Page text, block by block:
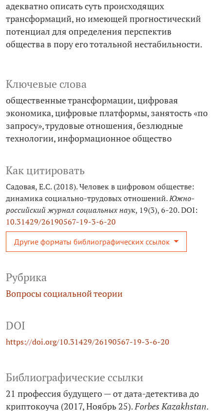
Рубрика
Вопросы социальной теории
DOI
https://doi.org/10.31429/26190567-19-3-6-20
Как цитировать
Садовая, Е.С. (2018). Человек в цифровом обществе:
динамика социально-трудовых отношений.Южно-
российский журнал социальных наук, 19(3), 6-20. DOI:
10.31429/26190567-19-3-6-20
Другие форматы библиографических ссылок
адекватно описать суть происходящих
трансформаций, но имеющей прогностический
потенциал для определения перспектив
общества в пору его тотальной нестабильности.
Ключевые слова
общественные трансформации цифровая
экономика цифровые платформы занятость «по
запросу» трудовые отношения безлюдные
технологии информационное общество
Библиографические ссылки
21 профессия будущего — от дата-детектива до
криптокоуча (2017, Ноябрь 25).Forbes Kazakhstan.